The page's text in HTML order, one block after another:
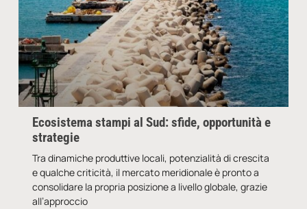
Ecosistema stampi al Sud: sfide, opportunità e
strategie
Tra dinamiche produttive locali, potenzialità di crescita
e qualche criticità, il mercato meridionale è pronto a
consolidare la propria posizione a livello globale, grazie
all’approccio